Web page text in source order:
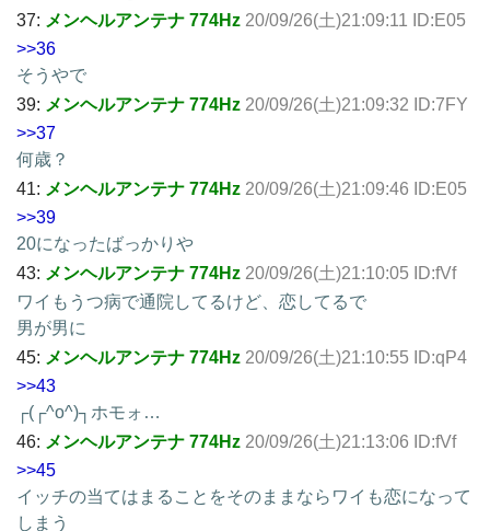
37: メンヘルアンテナ 774Hz 20/09/26(土)21:09:11 ID:E05
>>36
そうやで
39: メンヘルアンテナ 774Hz 20/09/26(土)21:09:32 ID:7FY
>>37
何歳？
41: メンヘルアンテナ 774Hz 20/09/26(土)21:09:46 ID:E05
>>39
20になったばっかりや
43: メンヘルアンテナ 774Hz 20/09/26(土)21:10:05 ID:fVf
ワイもうつ病で通院してるけど、恋してるで
男が男に
45: メンヘルアンテナ 774Hz 20/09/26(土)21:10:55 ID:qP4
>>43
┌(┌^o^)┐ホモォ…
46: メンヘルアンテナ 774Hz 20/09/26(土)21:13:06 ID:fVf
>>45
イッチの当てはまることをそのままならワイも恋になって
しまう